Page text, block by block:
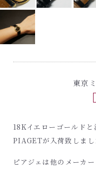
東京
18Kイエローゴールド
PIAGETが入荷致しまし
ピアジェは他のメーカ